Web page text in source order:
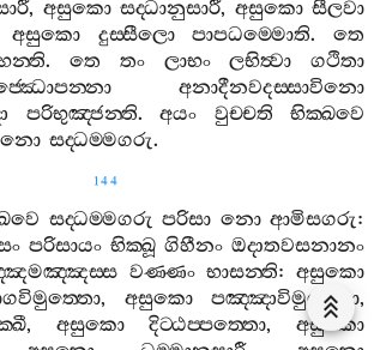
, අසුකො සද‍්ධානුසාරී, අසුකො සීලවා
අසුකො දුස‍්සීලො පාපධම‍්මොති. තෙ
.තෙ තං ලාභං ලභිත්‍වා
ගථිතා
අනාදීනවදස‍්සාවිනො
පරිභුඤ‍්ජන‍්ති. අයං වුච‍්චති
භික‍්ඛවෙ
නො සද‍්ධම‍්මගරු.
144
සද‍්ධම‍්මගරු පරිසා නො ආමිසගරු:
පරිසායං භික‍්ඛූ ගිහීනං ඔදාතවසනානං
වණ‍්ණං භාසන‍්ති:අසුකො
, අසුකො පඤ‍්ඤාවිමුත‍්තො,
, අසුකො දිට‍්ඨප‍්පත‍්තො, අසුකො